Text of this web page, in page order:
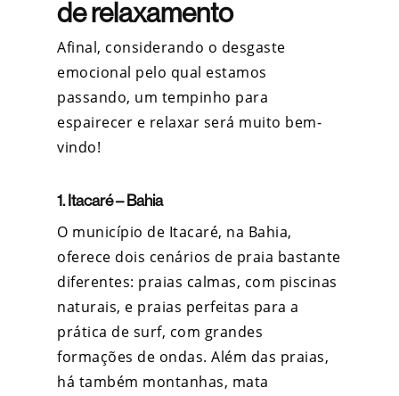
de relaxamento
Afinal, considerando o desgaste
emocional pelo qual estamos
passando, um tempinho para
espairecer e relaxar será muito bem-
vindo!
1. Itacaré – Bahia
O município de Itacaré, na Bahia,
oferece dois cenários de praia bastante
diferentes: praias calmas, com piscinas
naturais, e praias perfeitas para a
prática de surf, com grandes
formações de ondas. Além das praias,
há também montanhas, mata